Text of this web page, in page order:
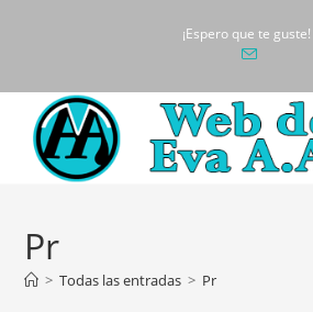
¡Espero que te guste!
Pr
> Todas las entradas > Pr